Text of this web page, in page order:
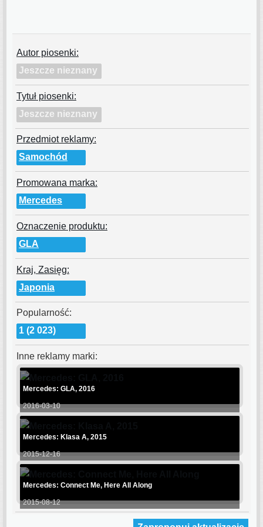
Autor piosenki:
Jeszcze nieznany
Tytuł piosenki:
Jeszcze nieznany
Przedmiot reklamy:
Samochód
Promowana marka:
Mercedes
Oznaczenie produktu:
GLA
Kraj, Zasięg:
Japonia
Popularność:
1 (2 023)
Inne reklamy marki:
Mercedes: GLA, 2016
2016-03-10
Mercedes: Klasa A, 2015
2015-12-16
Mercedes: Connect Me, Here All Along
2015-08-12